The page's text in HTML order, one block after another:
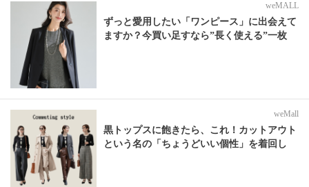
weMALL
ずっと愛用したい「ワンピース」に出会えて
ますか？今買い足すなら”長く使える”一枚
weMall
黒トップスに飽きたら、これ！カットアウト
という名の「ちょうどいい個性」を着回し